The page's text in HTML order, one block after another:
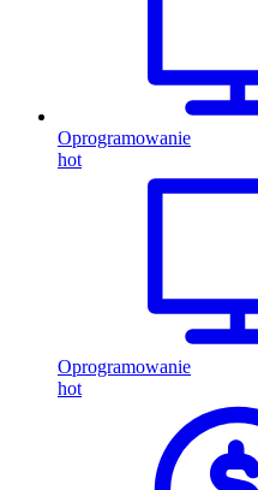
Oprogramowanie
hot
Oprogramowanie
hot